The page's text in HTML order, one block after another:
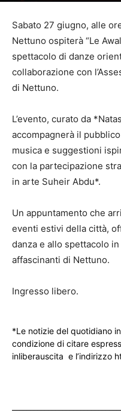
Sabato 27 giugno, alle
Nettuno ospiterà “Le
spettacolo di danze
collaborazione con
di Nettuno.
L’evento, curato da
accompagnerà il
musica e suggestioni
con la partecipazione
in arte Suheir Abdu*.
Un appuntamento che
eventi estivi della città,
danza e allo spettacolo
affascinanti di Nettuno.
Ingresso libero.
*Le notizie del quotidiano
condizione di citare
inliberauscita e l’indirizzo